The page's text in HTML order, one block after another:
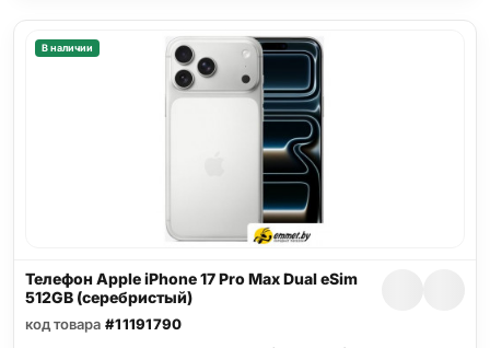
В наличии
Телефон Apple iPhone 17 Pro Max Dual eSim
512GB (серебристый)
код товара #11191790